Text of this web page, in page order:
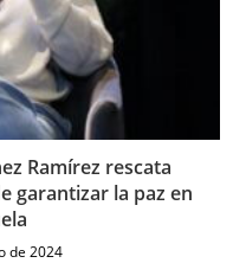
Ramírez rescata
garantizar la paz en
de 2024